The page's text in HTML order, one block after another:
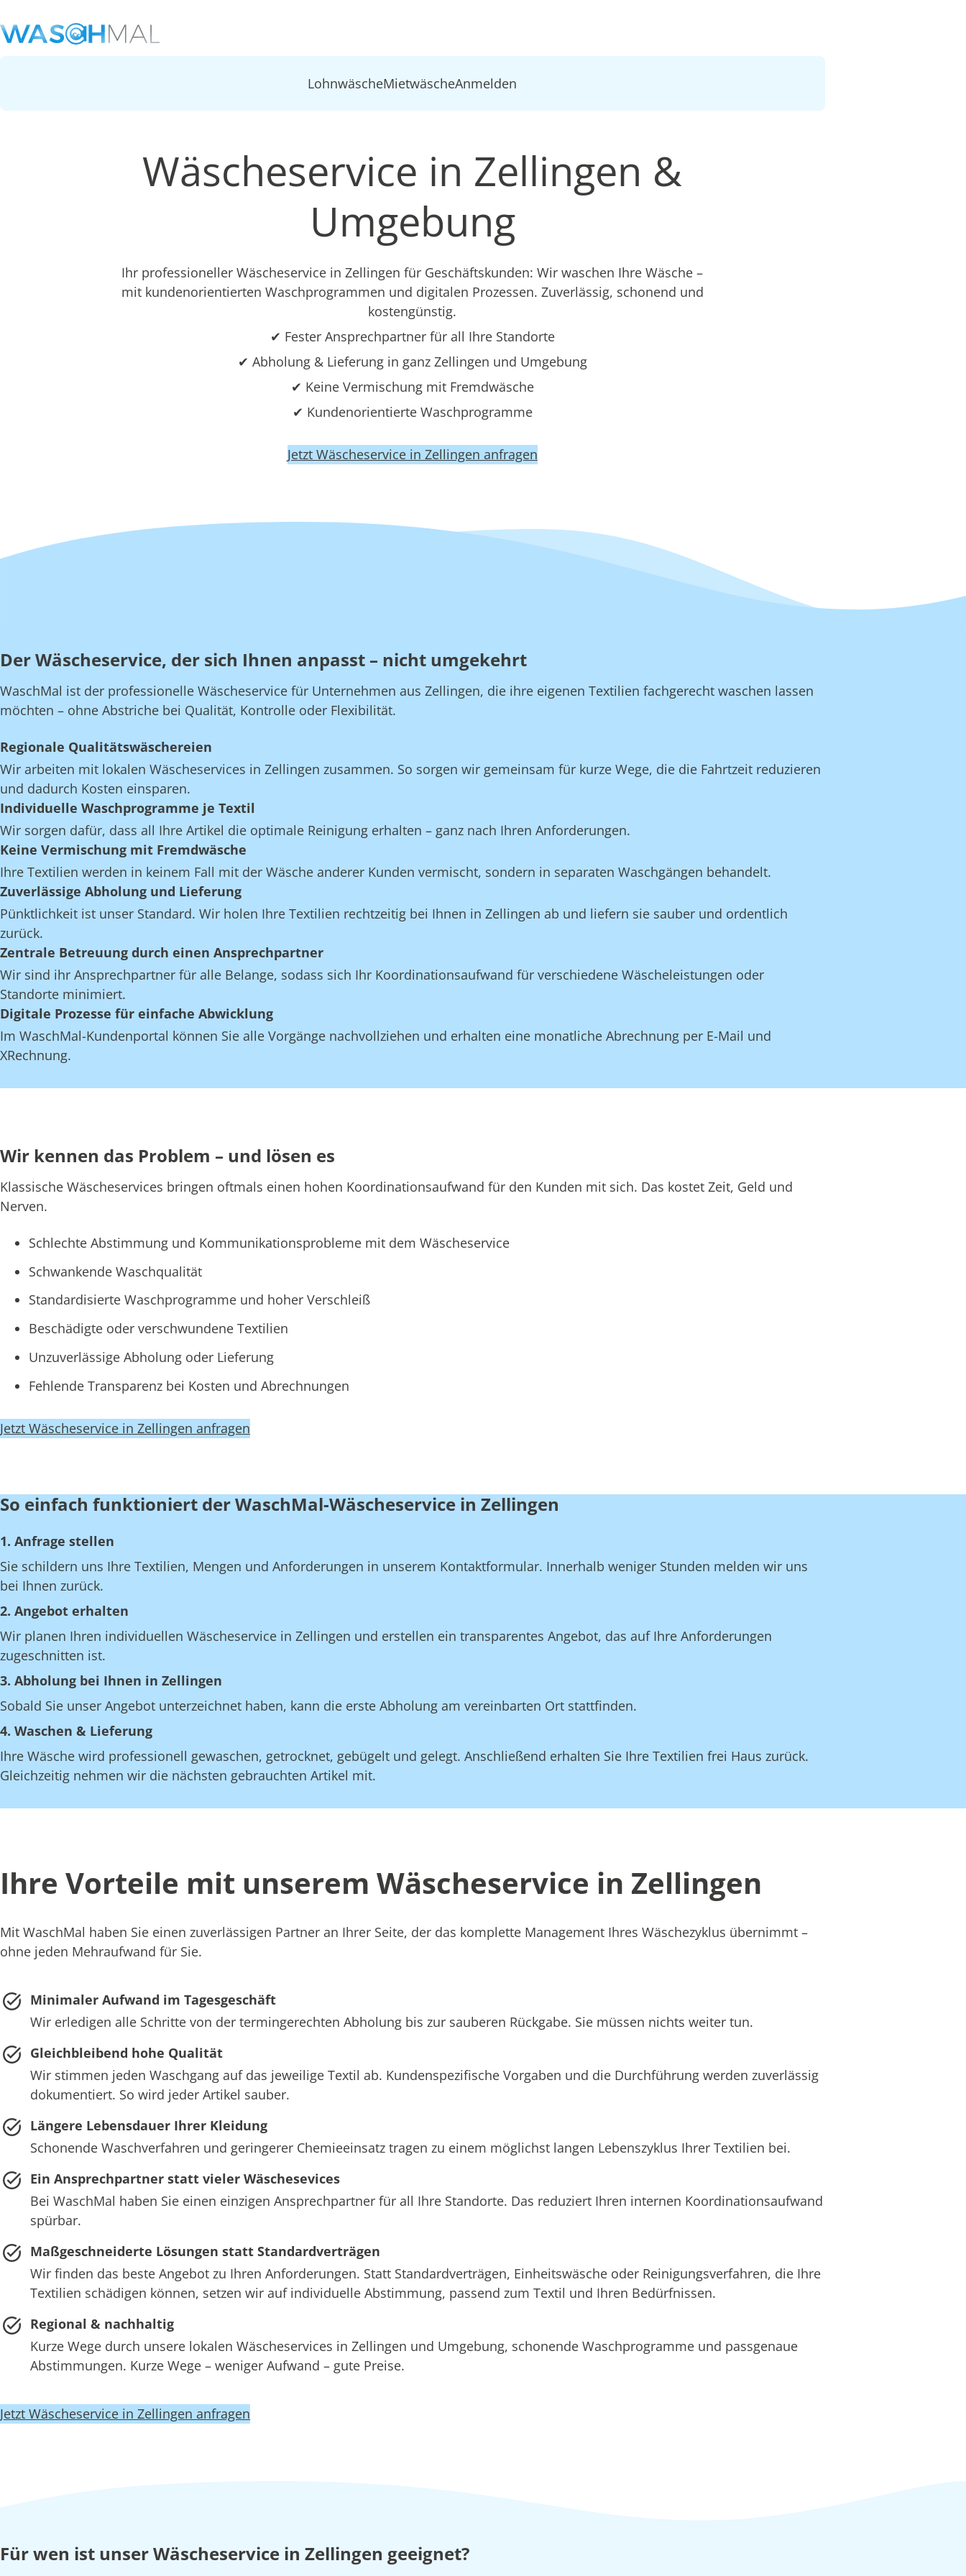
LohnwäscheMietwäscheAnmelden
Wäscheservice in Zellingen &
Umgebung
Ihr professioneller Wäscheservice in Zellingen für Geschäftskunden: Wir waschen Ihre Wäsche –
mit kundenorientierten Waschprogrammen und digitalen Prozessen. Zuverlässig, schonend und
kostengünstig.
✔ Fester Ansprechpartner für all Ihre Standorte
✔ Abholung & Lieferung in ganz Zellingen und Umgebung
✔ Keine Vermischung mit Fremdwäsche
✔ Kundenorientierte Waschprogramme
Jetzt Wäscheservice in Zellingen anfragen
Der Wäscheservice, der sich Ihnen anpasst – nicht umgekehrt
WaschMal ist der professionelle Wäscheservice für Unternehmen aus Zellingen, die ihre eigenen Textilien fachgerecht waschen lassen
möchten – ohne Abstriche bei Qualität, Kontrolle oder Flexibilität.
Regionale Qualitätswäschereien
Wir arbeiten mit lokalen Wäscheservices in Zellingen zusammen. So sorgen wir gemeinsam für kurze Wege, die die Fahrtzeit reduzieren
und dadurch Kosten einsparen.
Individuelle Waschprogramme je Textil
Wir sorgen dafür, dass all Ihre Artikel die optimale Reinigung erhalten – ganz nach Ihren Anforderungen.
Keine Vermischung mit Fremdwäsche
Ihre Textilien werden in keinem Fall mit der Wäsche anderer Kunden vermischt, sondern in separaten Waschgängen behandelt.
Zuverlässige Abholung und Lieferung
Pünktlichkeit ist unser Standard. Wir holen Ihre Textilien rechtzeitig bei Ihnen in Zellingen ab und liefern sie sauber und ordentlich
zurück.
Zentrale Betreuung durch einen Ansprechpartner
Wir sind ihr Ansprechpartner für alle Belange, sodass sich Ihr Koordinationsaufwand für verschiedene Wäscheleistungen oder
Standorte minimiert.
Digitale Prozesse für einfache Abwicklung
Im WaschMal-Kundenportal können Sie alle Vorgänge nachvollziehen und erhalten eine monatliche Abrechnung per E-Mail und
XRechnung.
Wir kennen das Problem – und lösen es
Klassische Wäscheservices bringen oftmals einen hohen Koordinationsaufwand für den Kunden mit sich. Das kostet Zeit, Geld und
Nerven.
Schlechte Abstimmung und Kommunikationsprobleme mit dem Wäscheservice
Schwankende Waschqualität
Standardisierte Waschprogramme und hoher Verschleiß
Beschädigte oder verschwundene Textilien
Unzuverlässige Abholung oder Lieferung
Fehlende Transparenz bei Kosten und Abrechnungen
Jetzt Wäscheservice in Zellingen anfragen
So einfach funktioniert der WaschMal-Wäscheservice in Zellingen
1. Anfrage stellen
Sie schildern uns Ihre Textilien, Mengen und Anforderungen in unserem Kontaktformular. Innerhalb weniger Stunden melden wir uns
bei Ihnen zurück.
2. Angebot erhalten
Wir planen Ihren individuellen Wäscheservice in Zellingen und erstellen ein transparentes Angebot, das auf Ihre Anforderungen
zugeschnitten ist.
3. Abholung bei Ihnen in Zellingen
Sobald Sie unser Angebot unterzeichnet haben, kann die erste Abholung am vereinbarten Ort stattfinden.
4. Waschen & Lieferung
Ihre Wäsche wird professionell gewaschen, getrocknet, gebügelt und gelegt. Anschließend erhalten Sie Ihre Textilien frei Haus zurück.
Gleichzeitig nehmen wir die nächsten gebrauchten Artikel mit.
Ihre Vorteile mit unserem Wäscheservice in Zellingen
Mit WaschMal haben Sie einen zuverlässigen Partner an Ihrer Seite, der das komplette Management Ihres Wäschezyklus übernimmt –
ohne jeden Mehraufwand für Sie.
Minimaler Aufwand im Tagesgeschäft
Wir erledigen alle Schritte von der termingerechten Abholung bis zur sauberen Rückgabe. Sie müssen nichts weiter tun.
Gleichbleibend hohe Qualität
Wir stimmen jeden Waschgang auf das jeweilige Textil ab. Kundenspezifische Vorgaben und die Durchführung werden zuverlässig
dokumentiert. So wird jeder Artikel sauber.
Längere Lebensdauer Ihrer Kleidung
Schonende Waschverfahren und geringerer Chemieeinsatz tragen zu einem möglichst langen Lebenszyklus Ihrer Textilien bei.
Ein Ansprechpartner statt vieler Wäschesevices
Bei WaschMal haben Sie einen einzigen Ansprechpartner für all Ihre Standorte. Das reduziert Ihren internen Koordinationsaufwand
spürbar.
Maßgeschneiderte Lösungen statt Standardverträgen
Wir finden das beste Angebot zu Ihren Anforderungen. Statt Standardverträgen, Einheitswäsche oder Reinigungsverfahren, die Ihre
Textilien schädigen können, setzen wir auf individuelle Abstimmung, passend zum Textil und Ihren Bedürfnissen.
Regional & nachhaltig
Kurze Wege durch unsere lokalen Wäscheservices in Zellingen und Umgebung, schonende Waschprogramme und passgenaue
Abstimmungen. Kurze Wege – weniger Aufwand – gute Preise.
Jetzt Wäscheservice in Zellingen anfragen
Für wen ist unser Wäscheservice in Zellingen geeignet?